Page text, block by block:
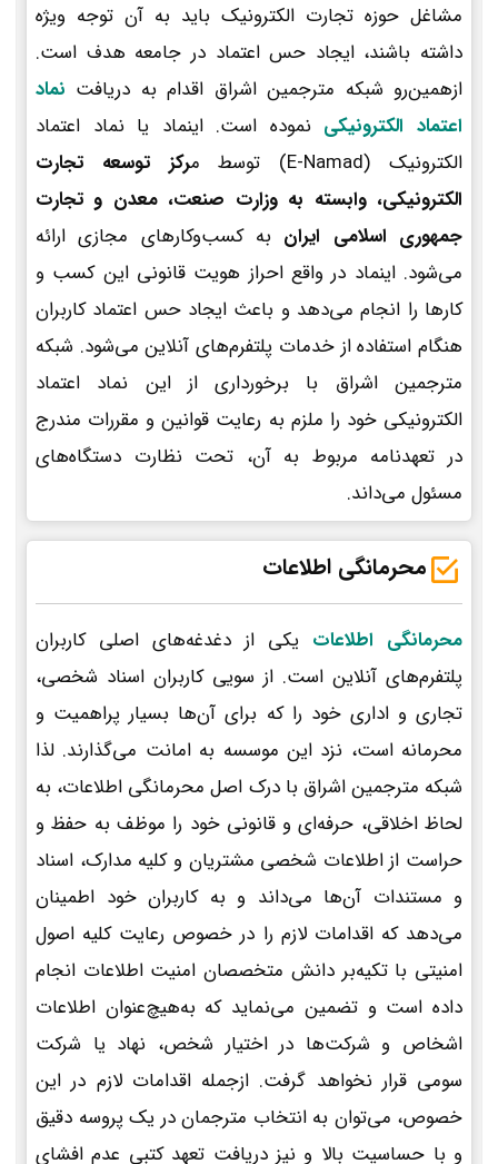
مشاغل حوزه تجارت الکترونیک باید به آن توجه ویژه
داشته باشند، ایجاد حس اعتماد در جامعه هدف است.
ازهمین‌رو شبکه مترجمین اشراق اقدام به دریافت نماد
اعتماد الکترونیکی نموده است. اینماد یا نماد اعتماد
الکترونیک (E-Namad) توسط م
رکز توسعه تجارت
الکترونیکی، وابسته به وزارت صنعت، معدن و تجارت
جمهوری اسلامی ایران به کسب‌وکارهای مجازی ارائه
می‌شود. اینماد در واقع احراز هویت قانونی این کسب و
کارها را انجام می‌دهد و باعث ایجاد حس اعتماد کاربران
هنگام استفاده از خدمات پلتفرم‌های آنلاین می‌شود. شبکه
مترجمین اشراق با برخورداری از این نماد اعتماد
الکترونیکی خود را ملزم به رعایت قوانین و مقررات مندرج
در تعهدنامه مربوط به آن، تحت نظارت دستگاه‌های
مسئول می‌داند.
محرمانگی اطلاعات
محرمانگی اطلاعات یکی از دغدغه‌های اصلی کاربران
پلتفرم‌های آنلاین است. از سویی کاربران اسناد شخصی،
تجاری و اداری خود را که برای آن‌ها بسیار پراهمیت و
محرمانه است، نزد این موسسه به امانت می‌گذارند. لذا
شبکه مترجمین اشراق با درک اصل محرمانگی اطلاعات، به
لحاظ اخلاقی، حرفه‌ای و قانونی خود را موظف به حفظ و
حراست از اطلاعات شخصی مشتریان و کلیه مدارک، اسناد
و مستندات آن‌ها می‌داند و به کاربران خود اطمینان
می‌دهد که اقدامات لازم را در خصوص رعایت کلیه اصول
امنیتی با تکیه‌بر دانش متخصصان امنیت اطلاعات انجام
داده است و تضمین می‌نماید که به‌هیچ‌عنوان اطلاعات
اشخاص و شرکت‌ها در اختیار شخص، نهاد یا شرکت
سومی قرار نخواهد گرفت. ازجمله اقدامات لازم در این
خصوص، می‌توان به انتخاب مترجمان در یک پروسه دقیق
و با حساسیت بالا و نیز دریافت تعهد کتبی عدم افشای